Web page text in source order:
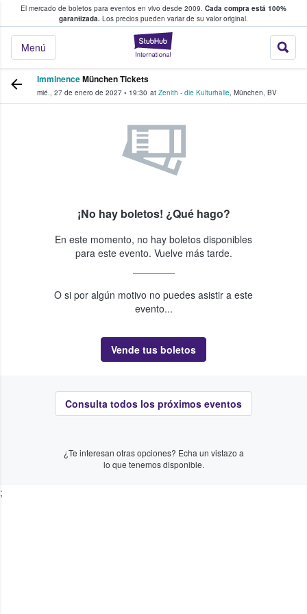
El mercado de boletos para eventos en vivo desde 2009. Cada compra está 100%
garantizada. Los precios pueden variar de su valor original.
StubHub: donde
Menú
fans compran y venden boletos
ImminenceMünchen Tickets
mié., 27 de enero de 2027 • 19:30 at Zenith - die Kulturhalle, München, BV
¡No hay boletos! ¿Qué hago?
En este momento, no hay boletos disponibles
para este evento. Vuelve más tarde.
O si por algún motivo no puedes asistir a este
evento...
Vende tus boletos
Consulta todos los próximos eventos
¿Te interesan otras opciones? Echa un vistazo a
lo que tenemos disponible.
;